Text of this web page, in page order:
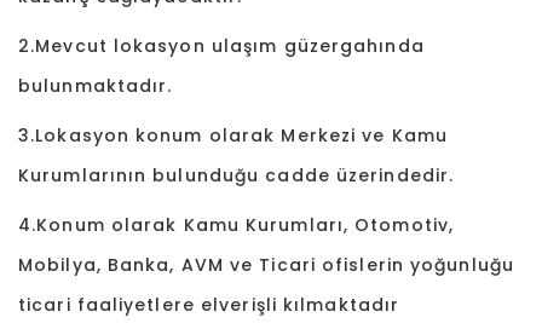
2.Mevcut lokasyon ulaşım güzergahında
bulunmaktadır.
3.Lokasyon konum olarak Merkezi ve Kamu
Kurumlarının bulunduğu cadde üzerindedir.
4.Konum olarak Kamu Kurumları, Otomotiv,
Mobilya, Banka, AVM ve Ticari ofislerin yoğunluğu
ticari faaliyetlere elverişli kılmaktadır